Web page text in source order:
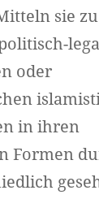
sie
oder
in ihren
Formen